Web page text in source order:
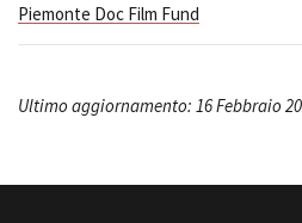
Piemonte Doc Film Fund
Ultimo aggiornamento: 16 Febbraio